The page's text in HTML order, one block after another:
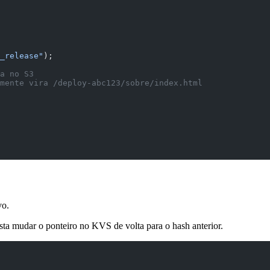
);
no S3
vira /deploy-abc123/sobre/index.html
mudar o ponteiro no KVS de volta para o hash anterior.